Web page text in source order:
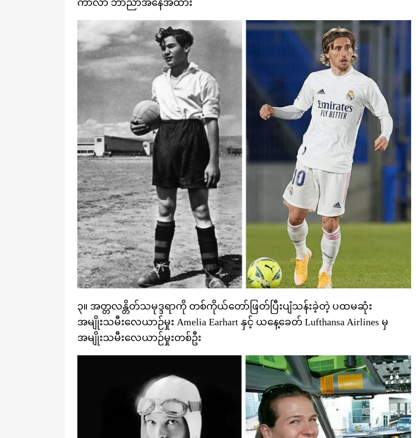
ကာလာ ဘာညာအနေအထား
၃။ အတ္တလန္တိတ်သမုဒ္ဒရာကို တစ်ကိုယ်တော်ဖြတ်ပြီးပျံသန်းခဲ့တဲ့ ပထမဆုံး
အမျိုးသမီးလေယာဉ်မှုး Amelia Earhart နှင့် ယနေ့ခေတ် Lufthansa Airlines မှ
အမျိုးသမီးလေယာဉ်မှုးတစ်ဦး